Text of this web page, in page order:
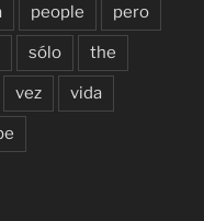
people pero
sólo the
vez vida